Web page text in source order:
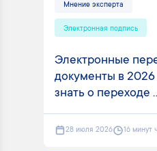
Мнение эксперта
Электронная подпись
Электронные
документы в 2026
знать о переходе
28 июля 2026 16 минут